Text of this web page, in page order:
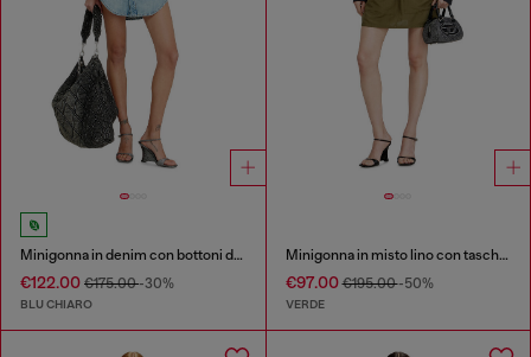
Minigonna in denim con bottoni davanti
€122.00 €175.00-30%
BLU CHIARO
Minigonna in misto lino con tasche cargo
€97.00€195.00-50%
VERDE